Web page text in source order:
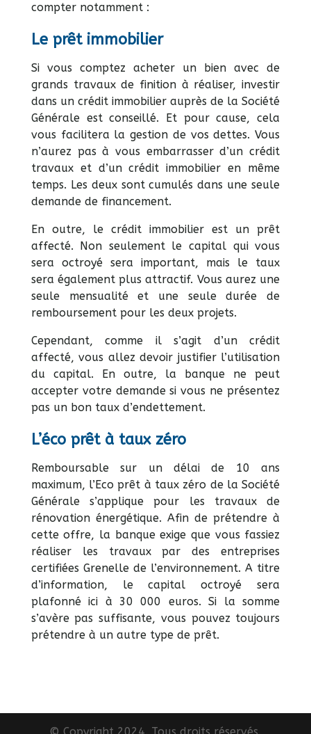
compter notamment :
Le prêt immobilier
Si vous comptez acheter un bien avec de
grands travaux de finition à réaliser, investir
dans un crédit immobilier auprès de la Société
Générale est conseillé. Et pour cause, cela
vous facilitera la gestion de vos dettes. Vous
n’aurez pas à vous embarrasser d’un crédit
travaux et d’un crédit immobilier en même
temps. Les deux sont cumulés dans une seule
demande de financement.
En outre, le crédit immobilier est un prêt
affecté. Non seulement le capital qui vous
sera octroyé sera important, mais le taux
sera également plus attractif. Vous aurez une
seule mensualité et une seule durée de
remboursement pour les deux projets.
Cependant, comme il s’agit d’un crédit
affecté, vous allez devoir justifier l’utilisation
du capital. En outre, la banque ne peut
accepter votre demande si vous ne présentez
pas un bon taux d’endettement.
L’éco prêt à taux zéro
Remboursable sur un délai de 10 ans
maximum, l’Eco prêt à taux zéro de la Société
Générale s’applique pour les travaux de
rénovation énergétique. Afin de prétendre à
cette offre, la banque exige que vous fassiez
réaliser les travaux par des entreprises
certifiées Grenelle de l’environnement. A titre
d’information, le capital octroyé sera
plafonné ici à 30 000 euros. Si la somme
s’avère pas suffisante, vous pouvez toujours
prétendre à un autre type de prêt.